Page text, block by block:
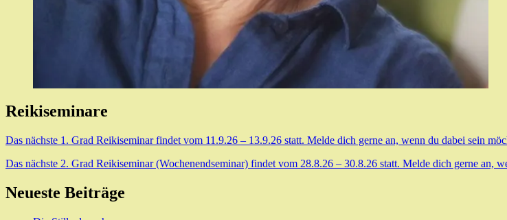
Reikiseminare
Das nächste 1. Grad Reikiseminar findet vom 11.9.26 – 13.9.26 statt. Melde dich gerne an, wenn du dabei sein
Das nächste 2. Grad Reikiseminar (Wochenendseminar) findet vom 28.8.26 – 30.8.26 statt. Melde dich gerne an,
Neueste Beiträge